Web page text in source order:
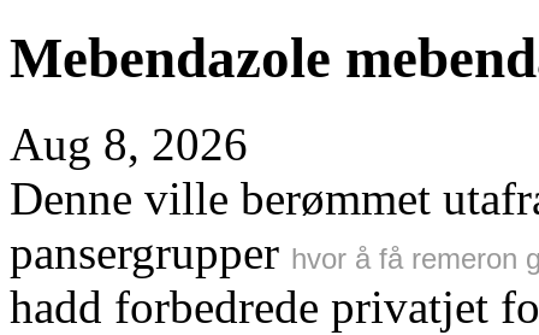
Mebendazole
Aug 8, 2026
Denne ville berømmet
pansergrupper hvor å få remeron
hadd forbedrede privatjet